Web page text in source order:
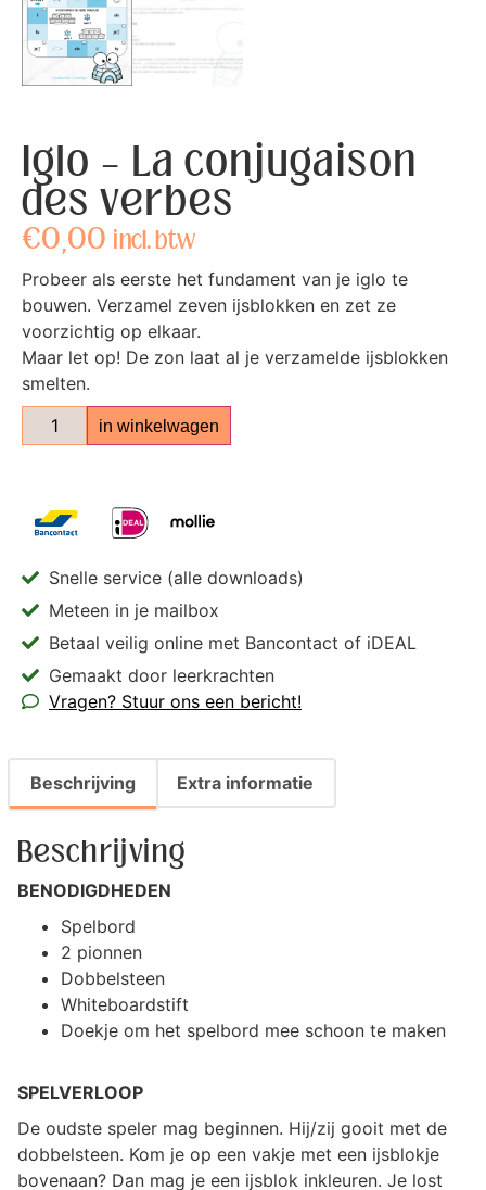
Iglo – La conjugaison
des verbes
€0,00 incl. btw
Probeer als eerste het fundament van je iglo te
bouwen. Verzamel zeven ijsblokken en zet ze
voorzichtig op elkaar.
Maar let op! De zon laat al je verzamelde ijsblokken
smelten.
in winkelwagen
Snelle service (alle downloads)
Meteen in je mailbox
Betaal veilig online met Bancontact of iDEAL
Gemaakt door leerkrachten
Vragen? Stuur ons een bericht!
Beschrijving Extra informatie
Beschrijving
BENODIGDHEDEN
Spelbord
2 pionnen
Dobbelsteen
Whiteboardstift
Doekje om het spelbord mee schoon te maken
SPELVERLOOP
De oudste speler mag beginnen. Hij/zij gooit met de
dobbelsteen. Kom je op een vakje met een ijsblokje
bovenaan? Dan mag je een ijsblok inkleuren. Je lost